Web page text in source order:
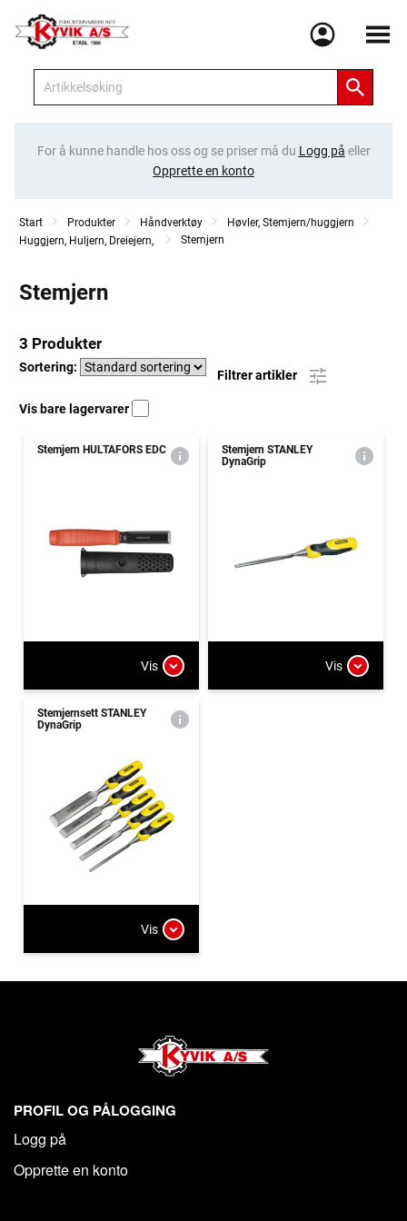
Meny
For å kunne handle hos oss og se priser må du Logg på eller
Opprette en konto
Start Produkter Håndverktøy
Høvler, Stemjern/huggjern
Huggjern, Huljern, Dreiejern,
Stemjern
Stemjern
3 Produkter
Sortering:
Filtrer artikler
Vis bare lagervarer
Stemjern HULTAFORS EDC
Vis
Stemjern STANLEY
DynaGrip
Vis
Stemjernsett STANLEY
DynaGrip
Vis
PROFIL OG PÅLOGGING
Logg på
Opprette en konto